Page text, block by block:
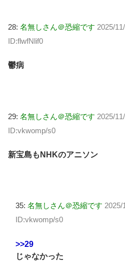
28: 名無しさん＠恐縮です 2025/
ID:flwfNlif0
鬱病
29: 名無しさん＠恐縮です 2025/
ID:vkwomp/s0
新宝島もNHKのアニソン
35: 名無しさん＠恐縮です 2025/
ID:vkwomp/s0
>>29
じゃなかった